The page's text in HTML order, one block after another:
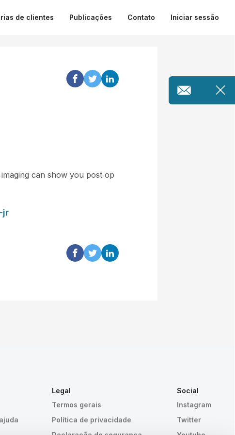
de clientes Publicações Contato Iniciar sessão
can show you post op
jr
Legal
Termos gerais
Política de privacidade
Social
Instagram
Twitter